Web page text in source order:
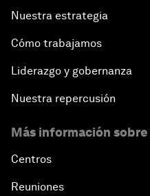
Nuestra estrategia
Cómo trabajamos
Liderazgo y gobernanza
Nuestra repercusión
Más información
Centros
Reuniones